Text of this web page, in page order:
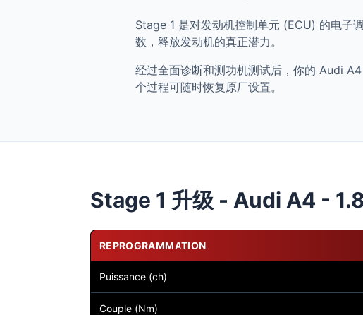
Stage 1 是对发动机控制单元 (ECU) 的电
数，释放发动机的真正潜力。
经过全面诊断和测功机测试后，你的 Audi
个过程可随时恢复原厂设置。
Stage 1 升级 - Audi A4 -
REPROGRAMMATION
Puissance (ch)
Couple (Nm)